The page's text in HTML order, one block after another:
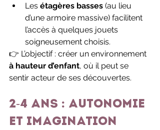
Les étagères basses (au lieu
d’une armoire massive) facilitent
l’accès à quelques jouets
soigneusement choisis.
👉 L’objectif : créer un environnement
à hauteur d’enfant, où il peut se
sentir acteur de ses découvertes.
2-4 ans : autonomie
et imagination